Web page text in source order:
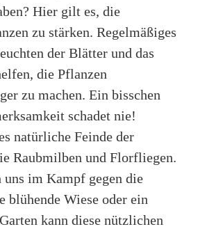
Hier gilt es, die
zu stärken. Regelmäßiges
der Blätter und das
die Pflanzen
zu machen. Ein bisschen
schadet nie!
natürliche Feinde der
Raubmilben und Florfliegen.
uns im Kampf gegen die
blühende Wiese oder ein
kann diese nützlichen